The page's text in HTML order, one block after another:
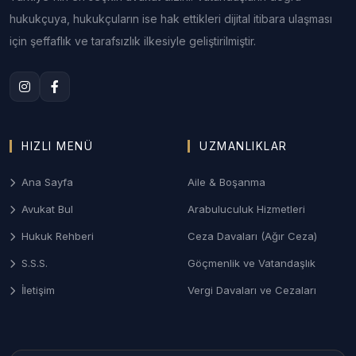
Anlaşmalı veya çekişmeli boşanma, nafaka, velayet
ve mal paylaşımı davalarında Çanakkale Aile
prensibine dayalı yönetim.
Ağır Ceza Mahkemelerinde; asayiş olayları,
soruşturma aşamasından itibaren etkin savunma
4. Biga ve Çan Sanayi/İş Hukuku
Ağır sanayi tesislerinin bulunduğu ilçelerde işçi
haklarının savunulması, iş kazası tazminatları ve
Çanakkale İlçelerinde Avukat
hukukçuya, hukukçuların ise hak ettikleri dijital itibara ulaşması
için şeffaflık ve tarafsızlık ilkesiyle geliştirilmiştir.
HIZLI MENÜ
Ana Sayfa
Avukat Bul
Hukuk Rehberi
S.S.S.
İletişim
UZMANLIKLAR
Aile & Boşanma
Arabuluculuk Hizmetleri
Ceza Davaları (Ağır Ceza)
Göçmenlik ve Vatandaşlık
Vergi Davaları ve Cezaları